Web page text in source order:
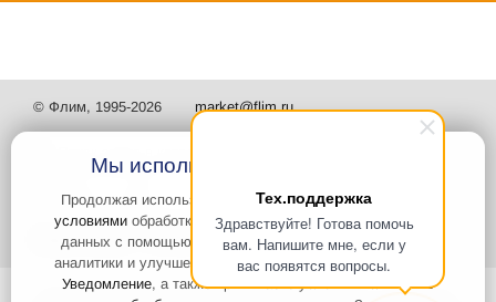
Тех.поддержка
Здравствуйте! Готова помочь
вам. Напишите мне, если у
вас появятся вопросы.
© Флим, 1995-2026 market@flim.ru
Задать вопрос Контакты
Интернет-сайт носит информационный характер и не является
Мы используем файлы Cookies
Продолжая использовать наш сайт, высоглашаетесь с
условиями обработки cookie-файлов и пользовательских
данных с помощью Яндекс.Метрика, необходимых для
аналитики и улучшения качества работы сайта и сервиса
Уведомление, а также принимаете условияПолитики в